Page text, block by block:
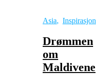
Asia, Inspirasjon
Drømmen
om
Maldivene